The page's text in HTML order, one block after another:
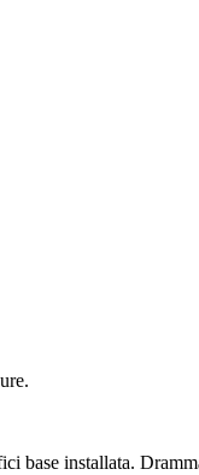
base installata.